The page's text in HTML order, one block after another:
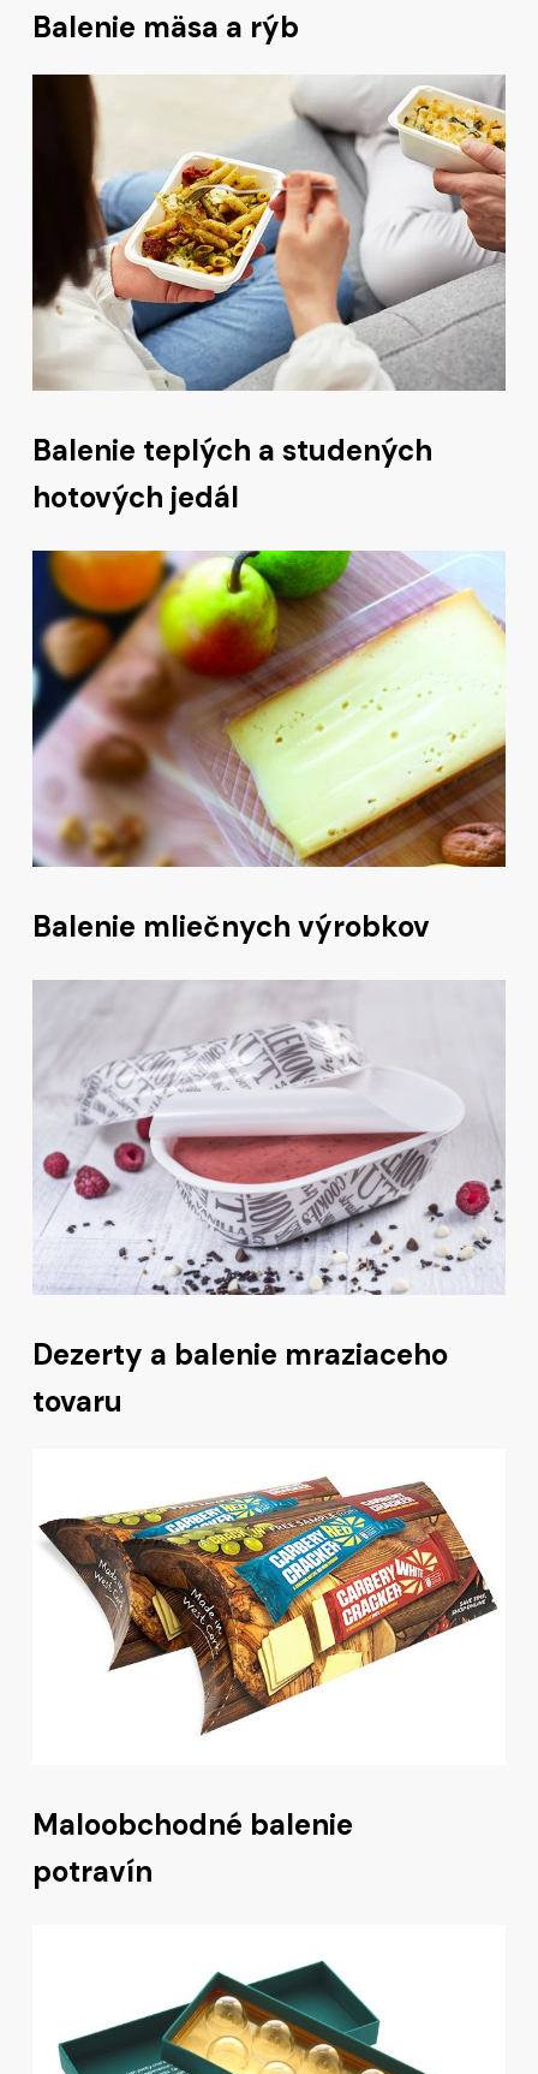
Balenie mäsa a rýb
Balenie teplých a studených
hotových jedál
Balenie mliečnych výrobkov
Dezerty a balenie mraziaceho
tovaru
Maloobchodné balenie
potravín